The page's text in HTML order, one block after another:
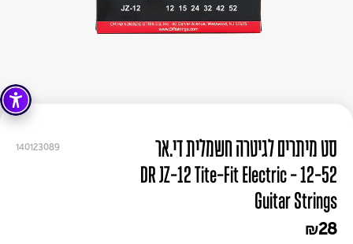
140123089
סט מיתרים לגיטרה חשמלית די.אר
12-52 - DR JZ-12 Tite-Fit Electric
Guitar Strings
₪28